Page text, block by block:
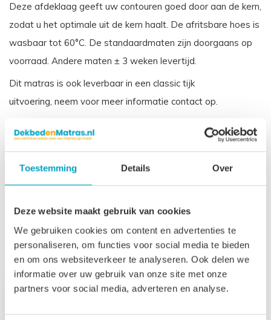
Toestemming Details Over
Deze website maakt gebruik van cookies
We gebruiken cookies om content en advertenties te
personaliseren, om functies voor social media te bieden
en om ons websiteverkeer te analyseren. Ook delen we
informatie over uw gebruik van onze site met onze
partners voor social media, adverteren en analyse.
Deze afdeklaag geeft uw contouren goed door aan de kern,
zodat u het optimale uit de kern haalt. De afritsbare hoes is
wasbaar tot 60°C. De standaardmaten zijn doorgaans op
voorraad. Andere maten ± 3 weken levertijd.
Dit matras is ook leverbaar in een classic tijk
uitvoering, neem voor meer informatie contact op.
2% afwijken in afmeting. Maatwerk matrassen zijn niet
Gerelateerde producten